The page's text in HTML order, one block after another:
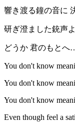
響き渡る鐘の音に
研ぎ澄ました銃声
どうか 君のもとへ
You don't know
You don't know
You don't know
Even though feel a